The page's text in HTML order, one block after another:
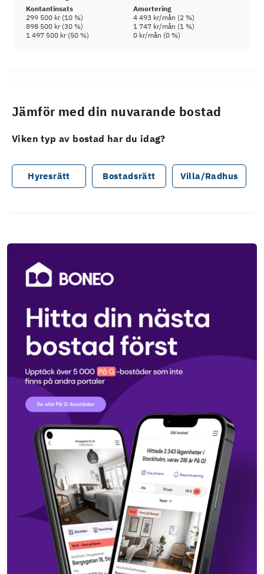
Kontantinsats
Amortering
299 500 kr(10 %) 4 493 kr/mån (2 %)
898 500 kr(30 %) 1 747 kr/mån (1 %)
1 497 500 kr(50 %) 0 kr/mån (0 %)
Jämför med din nuvarande bostad
Viken typ av bostad har du idag?
Hyresrätt Bostadsrätt Villa/Radhus